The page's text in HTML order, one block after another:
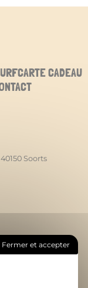
CARTE CADEAU
Soorts
Fermer et accepter